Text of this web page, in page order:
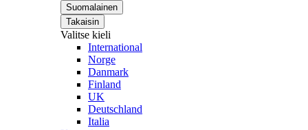
Suomalainen
Takaisin
Valitse kieli
International
Norge
Danmark
Finland
UK
Deutschland
Italia